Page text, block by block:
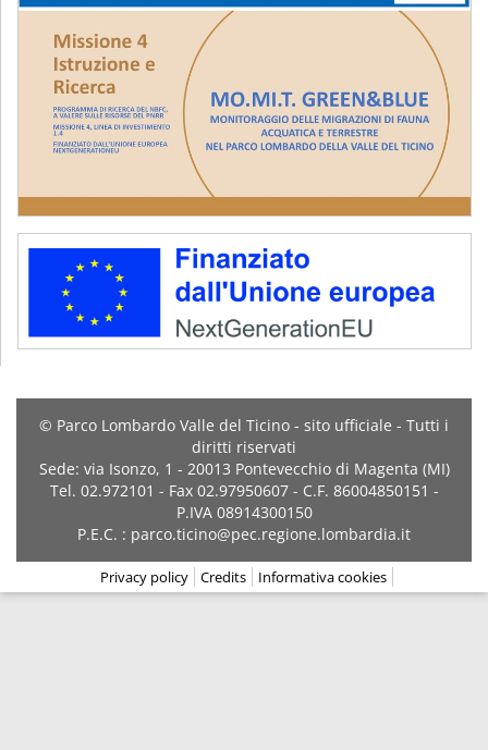
© Parco Lombardo Valle del Ticino - sito ufficiale - Tutti i
diritti riservati
Sede: via Isonzo, 1 - 20013 Pontevecchio di Magenta (MI)
Tel. 02.972101 - Fax 02.97950607 - C.F. 86004850151 -
P.IVA 08914300150
P.E.C. : parco.ticino@pec.regione.lombardia.it
Privacy policy Credits Informativa cookies